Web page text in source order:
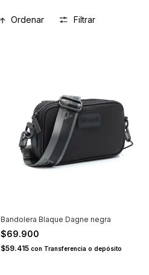
Ordenar Filtrar
Bandolera Blaque Dagne negra
$69.900
$59.415 con Transferencia o depósito